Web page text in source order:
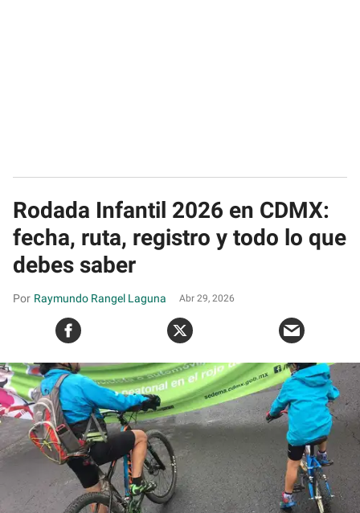
Rodada Infantil 2026 en CDMX:
fecha, ruta, registro y todo lo que
debes saber
Raymundo Rangel Laguna Abr 29, 2026